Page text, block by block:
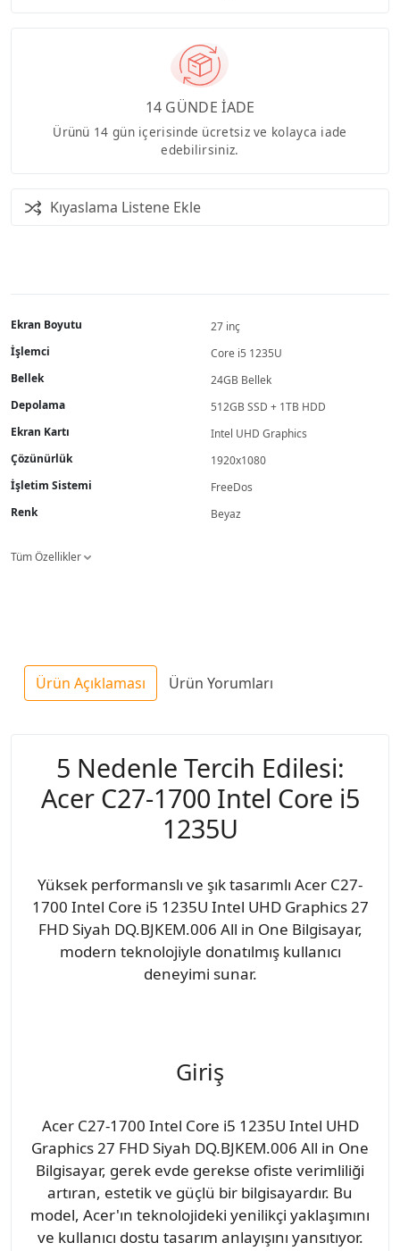
14 GÜNDE İADE
Ürünü 14 gün içerisinde ücretsiz ve kolayca iade
edebilirsiniz.
Kıyaslama Listene Ekle
Ekran Boyutu
27 inç
İşlemci
Core i5 1235U
Bellek
24GB Bellek
Depolama
512GB SSD + 1TB HDD
Ekran Kartı
Intel UHD Graphics
Çözünürlük
1920x1080
İşletim Sistemi
FreeDos
Renk
Beyaz
Tüm Özellikler
Ürün Açıklaması Ürün Yorumları
5 Nedenle Tercih Edilesi:
Acer C27-1700 Intel Core i5
1235U
Yüksek performanslı ve şık tasarımlı Acer C27-
1700 Intel Core i5 1235U Intel UHD Graphics 27
FHD Siyah DQ.BJKEM.006 All in One Bilgisayar,
modern teknolojiyle donatılmış kullanıcı
deneyimi sunar.
Giriş
Acer C27-1700 Intel Core i5 1235U Intel UHD
Graphics 27 FHD Siyah DQ.BJKEM.006 All in One
Bilgisayar, gerek evde gerekse ofiste verimliliği
artıran, estetik ve güçlü bir bilgisayardır. Bu
model, Acer'ın teknolojideki yenilikçi yaklaşımını
ve kullanıcı dostu tasarım anlayışını yansıtıyor.